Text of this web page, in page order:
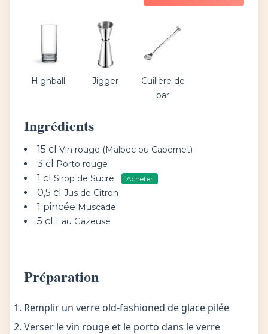
Highball Jigger
Cuillère de
bar
Ingrédients
15 cl Vin rouge (Malbec ou Cabernet)
3 cl Porto rouge
1 cl Sirop de Sucre Acheter
0,5 cl Jus de Citron
1 pincée Muscade
5 cl Eau Gazeuse
Préparation
Remplir un verre old-fashioned de glace pilée
Verser le vin rouge et le porto dans le verre